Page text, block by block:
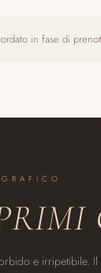
in fase di
e irripetibile.